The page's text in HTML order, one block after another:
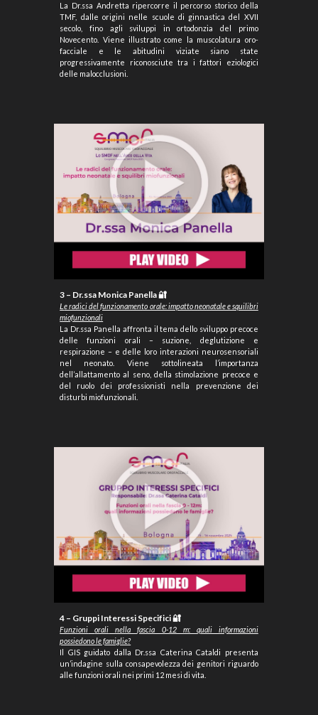
La Dr.ssa Andretta ripercorre il percorso storico della
TMF, dalle origini nelle scuole di ginnastica del XVII
secolo, fino agli sviluppi in ortodonzia del primo
Novecento. Viene illustrato come la muscolatura oro-
facciale e le abitudini viziate siano state
progressivamente riconosciute tra i fattori eziologici
delle malocclusioni.
3 – Dr.ssa Monica Panella 🔐
Le radici del funzionamento orale: impatto neonatale e squilibri
miofunzionali
La Dr.ssa Panella affronta il tema dello sviluppo precoce
delle funzioni orali – suzione, deglutizione e
respirazione – e delle loro interazioni neurosensoriali
nel neonato. Viene sottolineata l’importanza
dell’allattamento al seno, della stimolazione precoce e
del ruolo dei professionisti nella prevenzione dei
disturbi miofunzionali.
4 – Gruppi Interessi Specifici 🔐
Funzioni orali nellafascia 0-12 m: quali informazioni
possiedono le famiglie?
Il GIS guidato dalla Dr.ssa Caterina Cataldi presenta
un’indagine sulla consapevolezza dei genitori riguardo
alle funzioni orali nei primi 12 mesi di vita.